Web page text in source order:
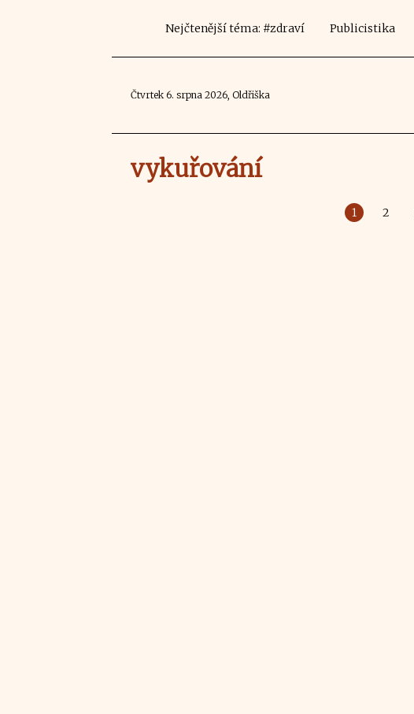
Nejčtenější téma: #zdraví Publicistika
Čtvrtek 6. srpna 2026, Oldřiška
vykuřování
1 2